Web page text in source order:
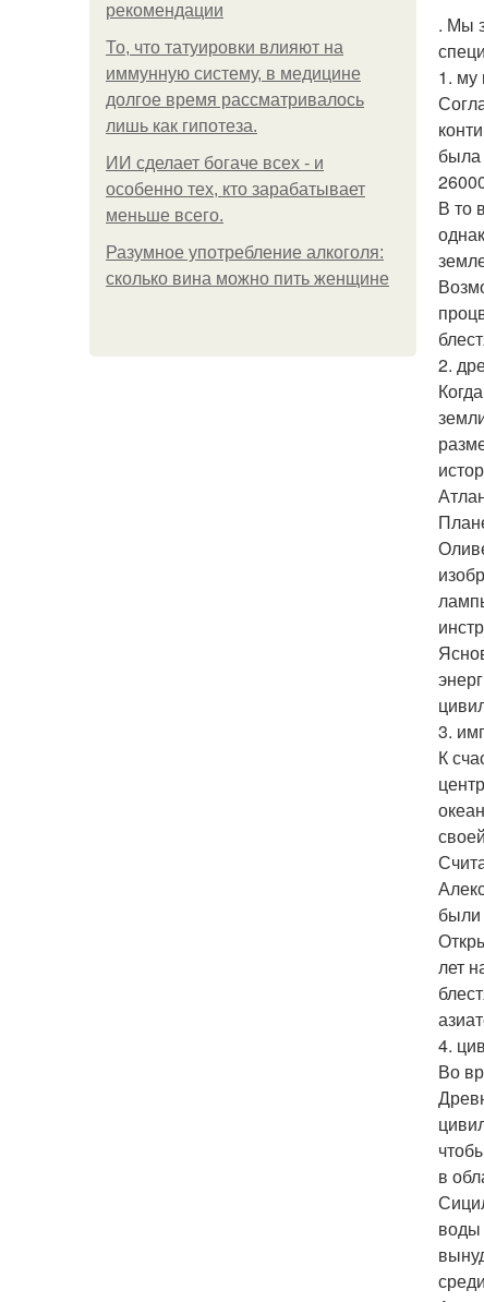
рекомендации
То, что татуировки влияют на
иммунную систему, в медицине
долгое время рассматривалось
лишь как гипотеза.
ИИ сделает богаче всех - и
особенно тех, кто зарабатывает
меньше всего.
Разумное употребление алкоголя:
сколько вина можно пить женщине
. Мы
1. му
была
В то
2.
3.
К
были
лет
4.
Во
в
воды